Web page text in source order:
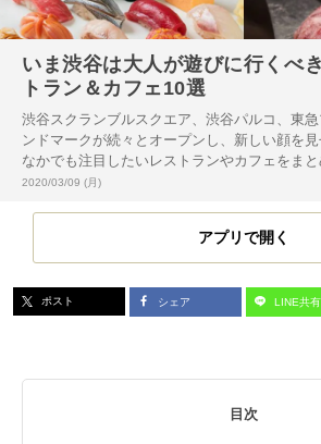
いま渋谷は大人が遊びに行くべ
トラン＆カフェ10選
渋谷スクランブルスクエア、渋谷パルコ、東
ンドマークが続々とオープンし、新しい顔を見
なかでも注目したいレストランやカフェをまと
投稿日:
2020/03/09 (月)
アプリで開く
ポスト シェア LINE共有
目次